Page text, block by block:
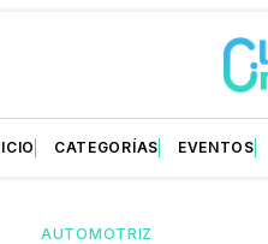
CATEGORÍAS EVENTOS
AUTOMOTRIZ